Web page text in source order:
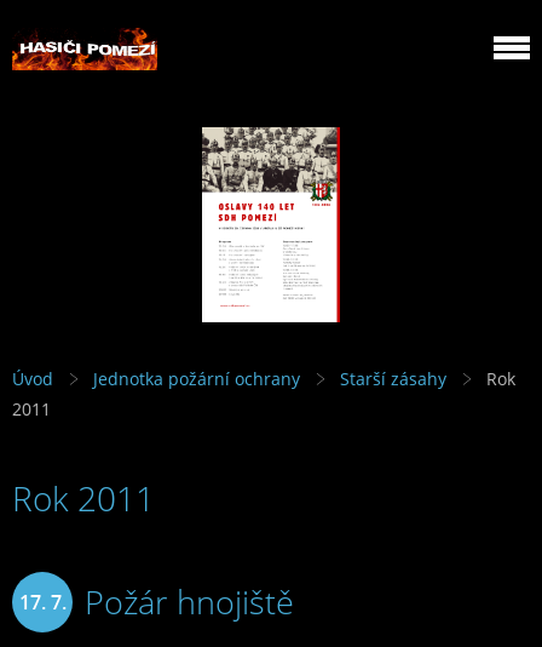
Úvod Jednotka požární ochrany Starší zásahy
Rok
2011
Rok 2011
17. 7. Požár hnojiště